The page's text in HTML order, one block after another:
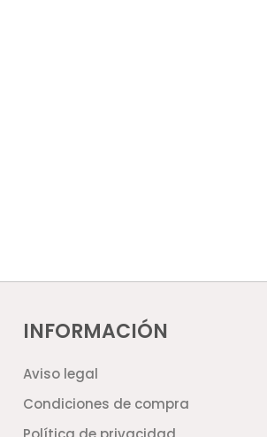
INFORMACIÓN
Aviso legal
Condiciones de compra